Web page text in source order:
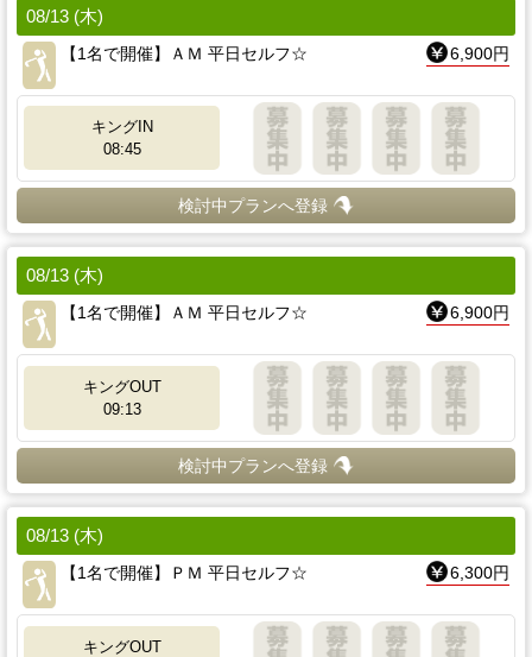
08/13 (木)
【1名で開催】ＡＭ 平日セルフ☆
6,900円
キングIN
08:45
検討中プランへ登録
08/13 (木)
【1名で開催】ＡＭ 平日セルフ☆
6,900円
キングOUT
09:13
検討中プランへ登録
08/13 (木)
【1名で開催】ＰＭ 平日セルフ☆
6,300円
キングOUT